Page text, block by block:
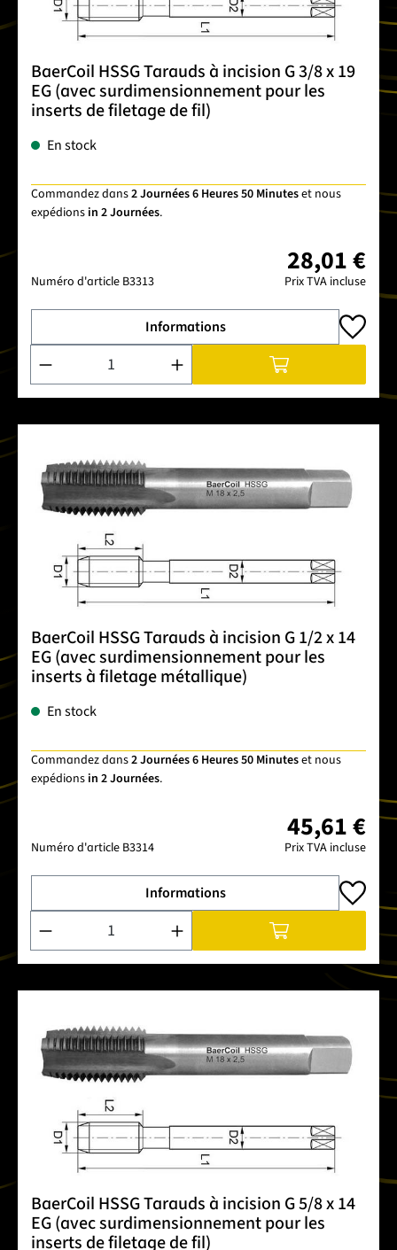
BaerCoil HSSG Tarauds à incision G 3/8 x 19
EG (avec surdimensionnement pour les
inserts de filetage de fil)
En stock
Commandez dans2 Journées 6 Heures 50 Minuteset nous
expédions in 2 Journées.
Numéro d'article B3313
28,01 €
Prix TVA incluse
Informations
Quantité de produit : Entrez la quantité souhaitée ou
BaerCoil HSSG Tarauds à incision G 1/2 x 14
EG (avec surdimensionnement pour les
inserts à filetage métallique)
En stock
Commandez dans2 Journées 6 Heures 50 Minuteset nous
expédions in 2 Journées.
Numéro d'article B3314
45,61 €
Prix TVA incluse
Informations
Quantité de produit : Entrez la quantité souhaitée ou
BaerCoil HSSG Tarauds à incision G 5/8 x 14
EG (avec surdimensionnement pour les
inserts de filetage de fil)